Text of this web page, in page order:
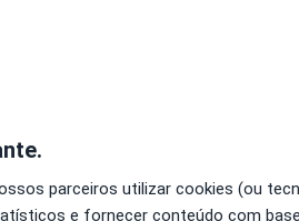
Solicite um atendimento
parceiros utilizar cookies (ou
e fornecer conteúdo com